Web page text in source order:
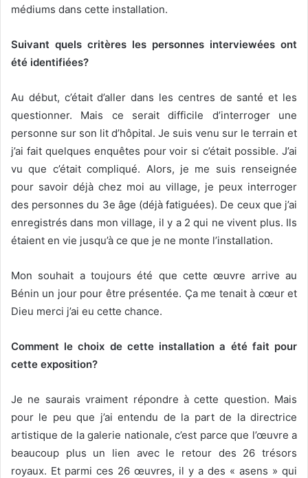
médiums dans cette installation.
Suivant quels critères les personnes interviewées ont
été identifiées?
Au début, c’était d’aller dans les centres de santé et les
questionner. Mais ce serait difficile d’interroger une
personne sur son lit d’hôpital. Je suis venu sur le terrain et
j’ai fait quelques enquêtes pour voir si c’était possible. J’ai
vu que c’était compliqué. Alors, je me suis renseignée
pour savoir déjà chez moi au village, je peux interroger
des personnes du 3e âge (déjà fatiguées). De ceux que j’ai
enregistrés dans mon village, il y a 2 qui ne vivent plus. Ils
étaient en vie jusqu’à ce que je ne monte l’installation.
Mon souhait a toujours été que cette œuvre arrive au
Bénin un jour pour être présentée. Ça me tenait à cœur et
Dieu merci j’ai eu cette chance.
Comment le choix de cette installation a été fait pour
cette exposition?
Je ne saurais vraiment répondre à cette question. Mais
pour le peu que j’ai entendu de la part de la directrice
artistique de la galerie nationale, c’est parce que l’œuvre a
beaucoup plus un lien avec le retour des 26 trésors
royaux. Et parmi ces 26 œuvres, il y a des « asens » qui